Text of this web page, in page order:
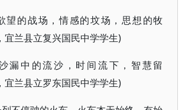
望的战场，情感的坟场，思想的牧
宜兰县立复兴国民中学学生)
漏中的流沙，时间流下，智慧留
宜兰县立罗东国民中学学生)